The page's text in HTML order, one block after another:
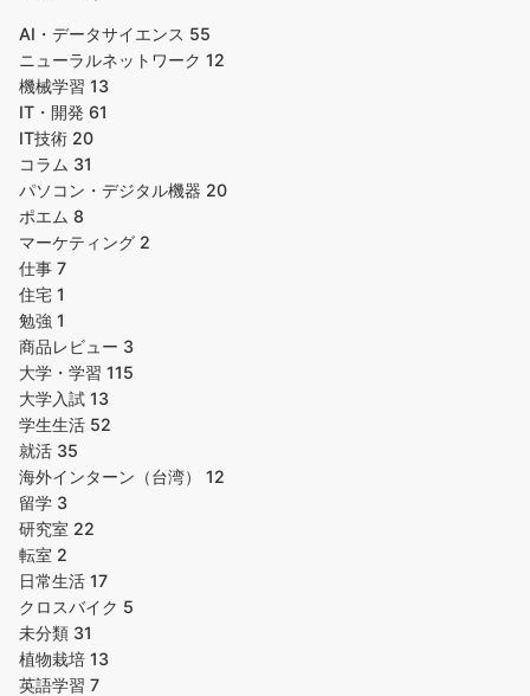
AI・データサイエンス 55
ニューラルネットワーク 12
機械学習 13
IT・開発 61
IT技術 20
コラム 31
パソコン・デジタル機器 20
ポエム 8
マーケティング 2
仕事 7
住宅 1
勉強 1
商品レビュー 3
大学・学習 115
大学入試 13
学生生活 52
就活 35
海外インターン（台湾） 12
留学 3
研究室 22
転室 2
日常生活 17
クロスバイク 5
未分類 31
植物栽培 13
英語学習 7